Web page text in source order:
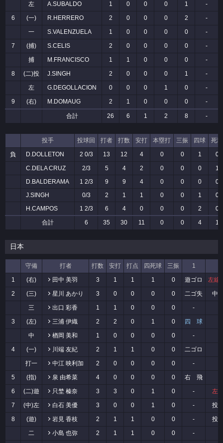
左
A.SUBALDO 1 0 0 0 1
-
6
(一) R.HERRERO 2 0 0 0 2 -
一
S.VALENZUELA 1 0 0 0 0
-
7
(捕) S.CELIS 2 0 0 0 0 -
捕
M.FRANCISCO 1 1 0 0 0
-
8
(二)投 J.SINGH 2 0 0 0 1
-
左
G.DEGOLLACION 0 0 0 1 0
-
9
(右) M.DOMAUG 2 1 0 0 0 -
合計 26 6 1 2 8 -
投手 投球回 打者 打数 安打 本塁打 三振 四球
死球
負
D.DOLLETON 2 0/3 13 12 4 0 0 1
0
C.DELA CRUZ
2/3 5 4 2 0 0 0
1
D.BALDERAMA
1 2/3 9 9 4 0 0 0
0
J.SINGH
0/3 2 1 1 0 0 1
0
H.CAMPOS
1 2/3 6 4 0 0 0 2
0
合計
6 35 30 11 0 0 4 1
日本
守備 打者 打数 安打 打点 四死球 三振 1
1
(右) 田中 美羽 3 1 1 1 0 遊ゴロ
左線
2
(三) 星川 あかり 3 0 0 0 0 二ゴ失
中
三
出口 彩香 1 1 0 0 0 -
3
(左) 三浦 伊織 2 2 0 1 0 四 球
中
楢岡 美和 1 0 0 0 0 -
4
(一) 川端 友紀 2 1 1 0 0 二ゴロ
打一
中江 映利加 2 0 0 0 0 -
5
(指) 泉 由希菜 4 0 0 0 0 右 飛
6
(二)遊 只埜 榛奈 3 3 0 1 0 -
左
7
(中)左 白石 美優 3 0 0 1 0 -
投
8
(遊) 岩見 香枝 2 1 1 0 0 -
投
二
小島 也弥 2 1 1 0 0 -